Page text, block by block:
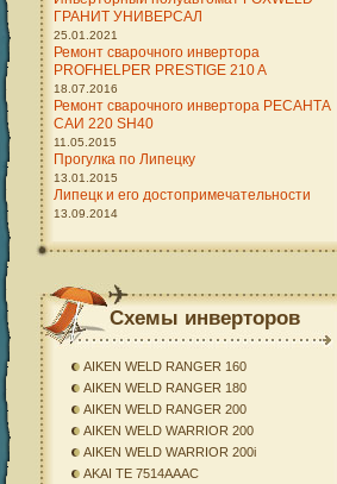
ГРАНИТ УНИВЕРСАЛ
25.01.2021
Ремонт сварочного инвертора
PROFHELPER PRESTIGE 210 A
18.07.2016
Ремонт сварочного инвертора РЕСАНТА
САИ 220 SH40
11.05.2015
Прогулка по Липецку
13.01.2015
Липецк и его достопримечательности
13.09.2014
Схемы инверторов
AIKEN WELD RANGER 160
AIKEN WELD RANGER 180
AIKEN WELD RANGER 200
AIKEN WELD WARRIOR 200
AIKEN WELD WARRIOR 200i
AKAI TE 7514AAAC